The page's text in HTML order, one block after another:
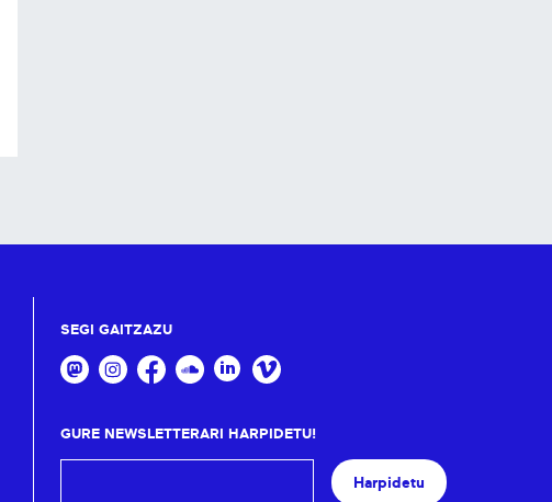
SEGI GAITZAZU
GURE NEWSLETTERARI HARPIDETU!
Harpidetu